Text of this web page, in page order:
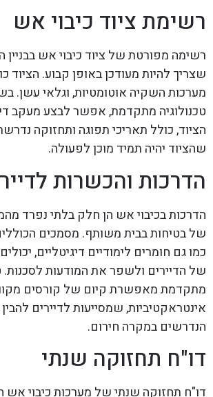
רשימת ציוד כיבוי אש
רשימה מפורטת של ציוד כיבוי אש בבניין
שצריך להיות מעודכן באופן קבוע. הציוד
מערכות השקיה אוטומטיות, וגלאי עשן.
טכנולוגיה מתקדמת, אפשר לבצע מעקב
הציוד, כולל תאריכי תפוגה ותחזוקה
שהציוד יהיה תמיד מוכן לפעולה.
הדרכות והכשרות
הדרכות בכיבוי אש הן חלק בלתי נפרד
של בטיחות בבית משותף. מסמכים
כמו גם חומרים לימודיים דיגיטליים,
של הדיירים ולשפר את המודעות לסכנות.
מתקדמת מאפשרת קיום של קורסים
אינטראקטיביות, שמסייעות לדיירים
הנדרשים במקרה חירום.
דו"ח תחזוקה שנתי
דו"ח תחזוקה שנתי של מערכות כיבוי